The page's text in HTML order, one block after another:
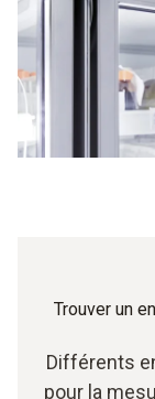
Trouver un
Différents
pour la